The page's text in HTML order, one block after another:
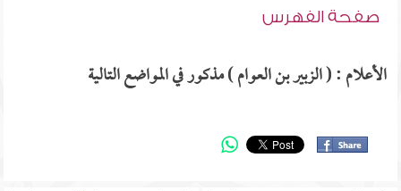
صفحة الفهرس
الأعلام : ( الزبير بن العوام ) مذكور في المواضع التالية